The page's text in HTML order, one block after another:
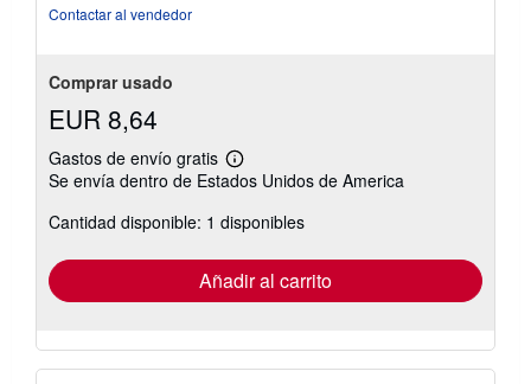
Contactar al vendedor
Comprar usado
EUR 8,64
Gastos de envío gratis
Más
información
las
tarifas
envío
Se envía dentro de Estados Unidos de America
Cantidad disponible: 1 disponibles
Añadir al carrito